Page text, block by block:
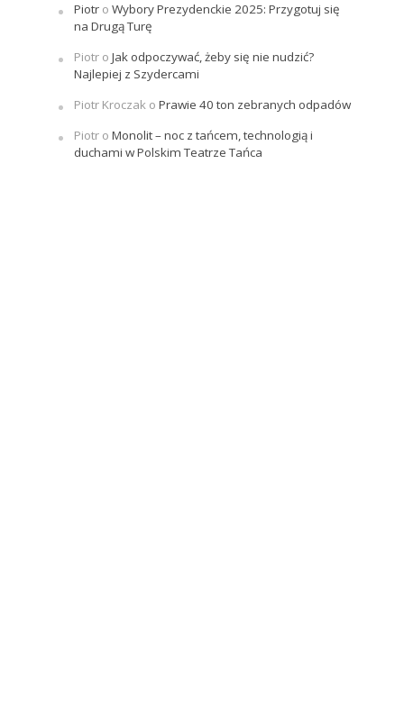
Piotro Wybory Prezydenckie 2025: Przygotuj się
na Drugą Turę
Piotro Jak odpoczywać, żeby się nie nudzić?
Najlepiej z Szydercami
Piotr Kroczako Prawie 40 ton zebranych odpadów
Piotro Monolit – noc z tańcem, technologią i
duchami w Polskim Teatrze Tańca